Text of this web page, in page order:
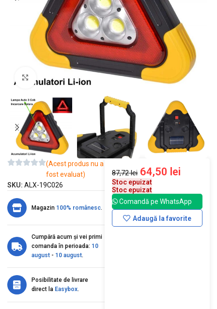
Mărește imaginea
(Acest produs nu a
fost evaluat)
SKU: ALX-19C026
Magazin 100% românesc.
Cumpără acum și vei primi
comanda în perioada: 10
august - 10 august.
Posibilitate de livrare
direct la Easybox.
87,72lei 64,50 lei
Stoc epuizat
Stoc epuizat
Comandă pe WhatsApp
Adaugă la favorite